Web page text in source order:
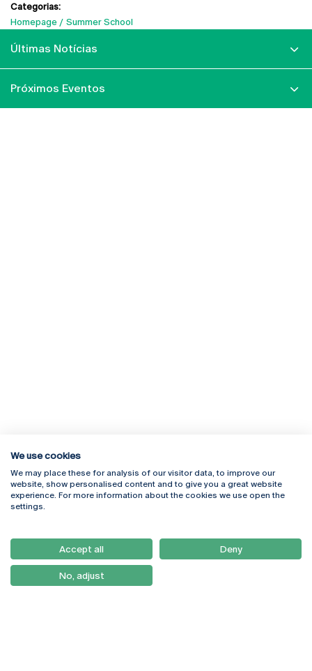
Categorias:
Homepage
Summer School
Últimas Notícias
Próximos Eventos
Rua Diogo Botelho 1327
4169-005 Porto
+351 226 196 240
Campus Online
Webmail
Como Chegar
Newsletter
We use cookies
We may place these for analysis of our visitor data, to improve our
website, show personalised content and to give you a great website
experience. For more information about the cookies we use open the
settings.
Accept all Deny
No, adjust